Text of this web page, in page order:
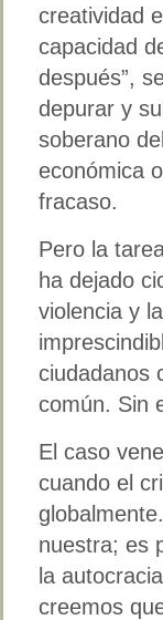
creatividad
capacidad
después”,
depurar y
soberano
económica
fracaso.
Pero la
ha dejado
violencia y
ciudadanos
común. Sin
El caso
cuando el
nuestra; es
la
creemos